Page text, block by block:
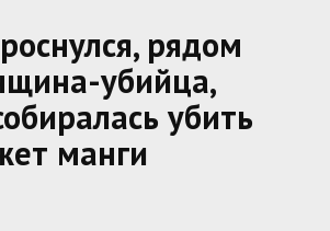
рядом
убийца,
убить
манги